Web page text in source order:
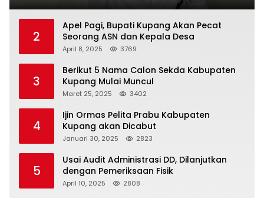
2
Apel Pagi, Bupati Kupang Akan Pecat
Seorang ASN dan Kepala Desa
April 8, 2025 3769
3
Berikut 5 Nama Calon Sekda Kabupaten
Kupang Mulai Muncul
Maret 25, 2025 3402
4
Ijin Ormas Pelita Prabu Kabupaten
Kupang akan Dicabut
Januari 30, 2025 2823
5
Usai Audit Administrasi DD, Dilanjutkan
dengan Pemeriksaan Fisik
April 10, 2025 2808